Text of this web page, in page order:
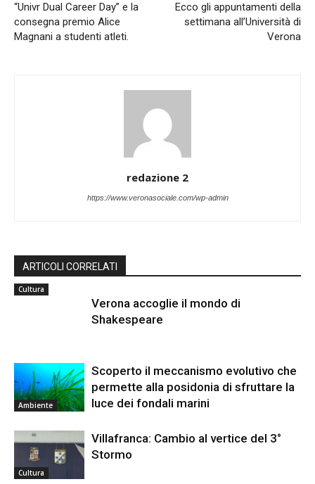
“Univr Dual Career Day” e la
consegna premio Alice
Magnani a studenti atleti.
Ecco gli appuntamenti della
settimana all’Università di
Verona
redazione 2
https://www.veronasociale.com/wp-admin
ARTICOLI CORRELATI
Cultura
Verona accoglie il mondo di
Shakespeare
Ambiente
Scoperto il meccanismo evolutivo che
permette alla posidonia di sfruttare la
luce dei fondali marini
Cultura
Villafranca: Cambio al vertice del 3°
Stormo